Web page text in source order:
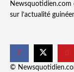
Newsquotidien.com
sur l’actualité
©